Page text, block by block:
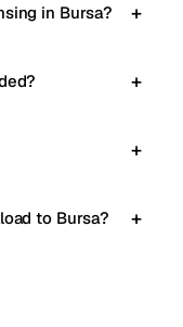
in Bursa?
to Bursa?